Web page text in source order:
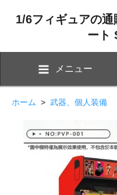
1/6フィギュアの
ート
メニュー
ホーム > 武器、個人装備